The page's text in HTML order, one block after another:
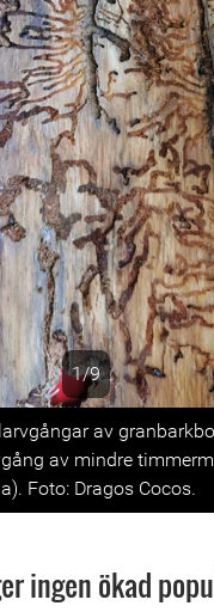
1/9
av
av mindre
Foto: Dragos Cocos.
ingen ökad